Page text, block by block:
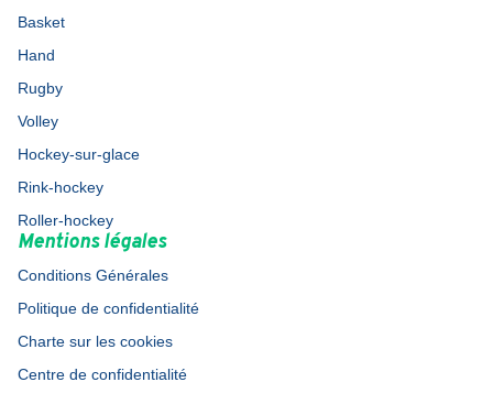
Basket
Hand
Rugby
Volley
Hockey-sur-glace
Rink-hockey
Roller-hockey
Mentions légales
Conditions Générales
Politique de confidentialité
Charte sur les cookies
Centre de confidentialité